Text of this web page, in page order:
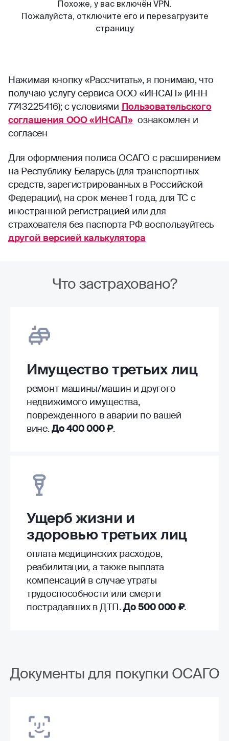
Нажимая кнопку «Рассчитать», я понимаю, что
получаю услугу сервиса ООО «ИНСАП» (ИНН
7743225416); с условиями Пользовательского
соглашения ООО «ИНСАП» ознакомлен и
согласен
Для оформления полиса ОСАГО с расширением
на Республику Беларусь (для транспортных
средств, зарегистрированных в Российской
Федерации), на срок менее 1 года, для ТС с
иностранной регистрацией или для
страхователя без паспорта РФ воспользуйтесь
другой версией калькулятора
Что застраховано?
Имущество третьих лиц
ремонт машины/машин и другого
недвижимого имущества,
поврежденного в аварии по вашей
вине.До 400 000 ₽.
Ущерб жизни и
здоровью третьих лиц
оплата медицинских расходов,
реабилитации, а также выплата
компенсаций в случае утраты
трудоспособности или смерти
пострадавших в ДТП.До 500 000 ₽.
Документы для покупки ОСАГО